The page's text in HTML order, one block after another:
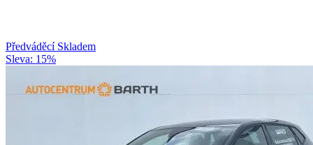
Předváděcí Skladem
Sleva: 15%